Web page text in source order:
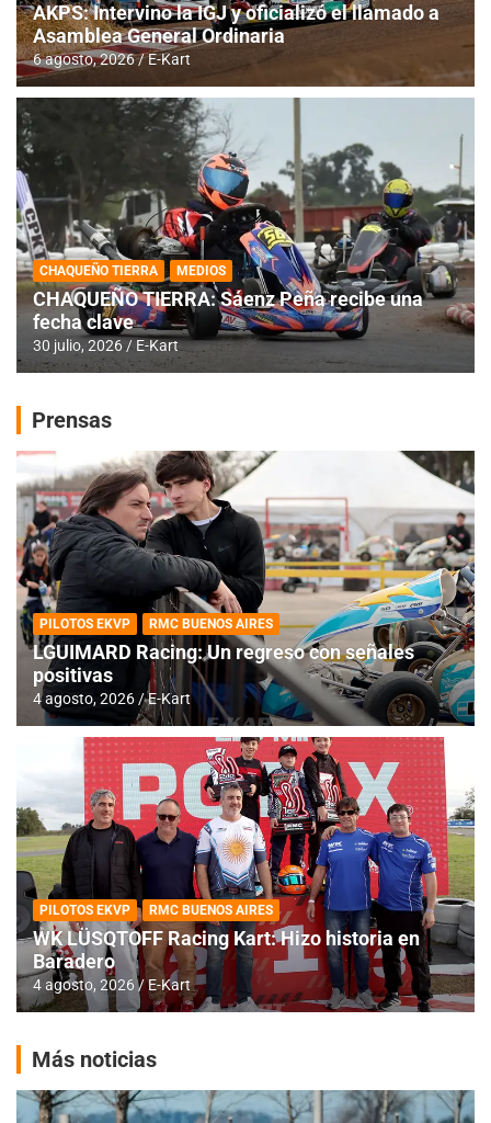
AKPS: Intervino la IGJ y oficializó el llamado a
Asamblea General Ordinaria
6 agosto, 2026 E-Kart
CHAQUEÑO TIERRA MEDIOS
CHAQUEÑO TIERRA: Sáenz Peña recibe una
fecha clave
30 julio, 2026 E-Kart
Prensas
PILOTOS EKVP RMC BUENOS AIRES
LGUIMARD Racing: Un regreso con señales
positivas
4 agosto, 2026 E-Kart
PILOTOS EKVP RMC BUENOS AIRES
WK LÜSQTOFF Racing Kart: Hizo historia en
Baradero
4 agosto, 2026 E-Kart
Más noticias